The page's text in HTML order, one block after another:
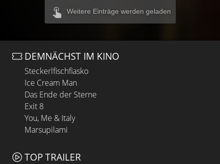
Weitere Einträge werden geladen
DEMNÄCHST IM KINO
Steckerlfischfiasko
Ice Cream Man
Das Ende der Sterne
Exit 8
You, Me & Italy
Marsupilami
TOP TRAILER